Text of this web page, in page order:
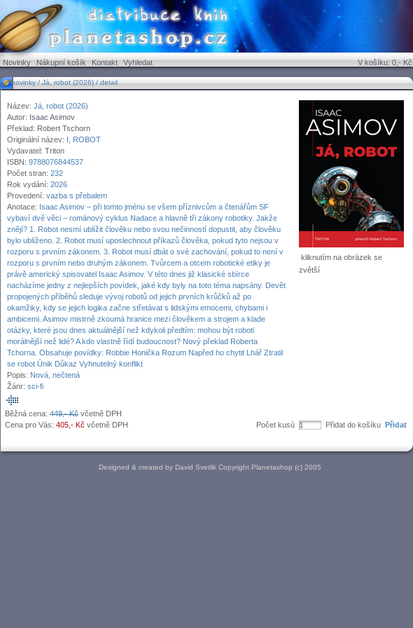
Novinky Nákupní košík Kontakt Vyhledat V košíku: 0,- Kč
novinky / Já, robot (2026) / detail
Název: Já, robot (2026)
Autor: Isaac Asimov
Překlad: Robert Tschorn
Originální název: I, ROBOT
Vydavatel: Triton
ISBN: 9788076844537
Počet stran: 232
Rok vydání: 2026
Provedení: vazba s přebalem
Anotace: Isaac Asimov – při tomto jménu se všem příznivcům a čtenářům SF
vybaví dvě věci – románový cyklus Nadace a hlavně tři zákony robotiky. Jakže
znějí? 1. Robot nesmí ublížit člověku nebo svou nečinností dopustit, aby člověku
bylo ublíženo. 2. Robot musí uposlechnout příkazů člověka, pokud tyto nejsou v
rozporu s prvním zákonem. 3. Robot musí dbát o své zachování, pokud to není v
rozporu s prvním nebo druhým zákonem. Tvůrcem a otcem robotické etiky je
právě americký spisovatel Isaac Asimov. V této dnes již klasické sbírce
nacházíme jedny z nejlepších povídek, jaké kdy byly na toto téma napsány. Devět
propojených příběhů sleduje vývoj robotů od jejich prvních krůčků až po
okamžiky, kdy se jejich logika začne střetávat s lidskými emocemi, chybami i
ambicemi. Asimov mistrně zkoumá hranice mezi člověkem a strojem a klade
otázky, které jsou dnes aktuálnější než kdykoli předtím: mohou být roboti
morálnější než lidé? A kdo vlastně řídí budoucnost? Nový překlad Roberta
Tchorna. Obsahuje povídky: Robbie Honička Rozum Napřed ho chytit Lhář Ztratil
se robot Únik Důkaz Vyhnutelný konflikt
Popis: Nová, nečtená
Žánr: sci-fi
kliknutím na obrázek se
zvětší
Běžná cena: 449,- Kč včetně DPH
Cena pro Vás: 405,- Kč včetně DPH Počet kusù Přidat do košíku
Designed & created by David Svetlik Copyright Planetashop (c) 2005